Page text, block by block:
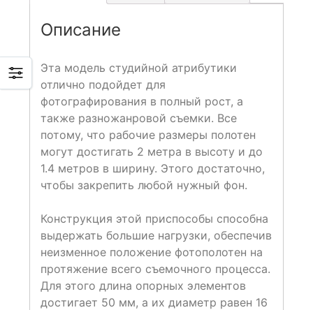
Описание
Эта модель студийной атрибутики
отлично подойдет для
фотографирования в полный рост, а
также разножанровой съемки. Все
потому, что рабочие размеры полотен
могут достигать 2 метра в высоту и до
1.4 метров в ширину. Этого достаточно,
чтобы закрепить любой нужный фон.
Конструкция этой приспособы способна
выдержать большие нагрузки, обеспечив
неизменное положение фотополотен на
протяжение всего съемочного процесса.
Для этого длина опорных элементов
достигает 50 мм, а их диаметр равен 16